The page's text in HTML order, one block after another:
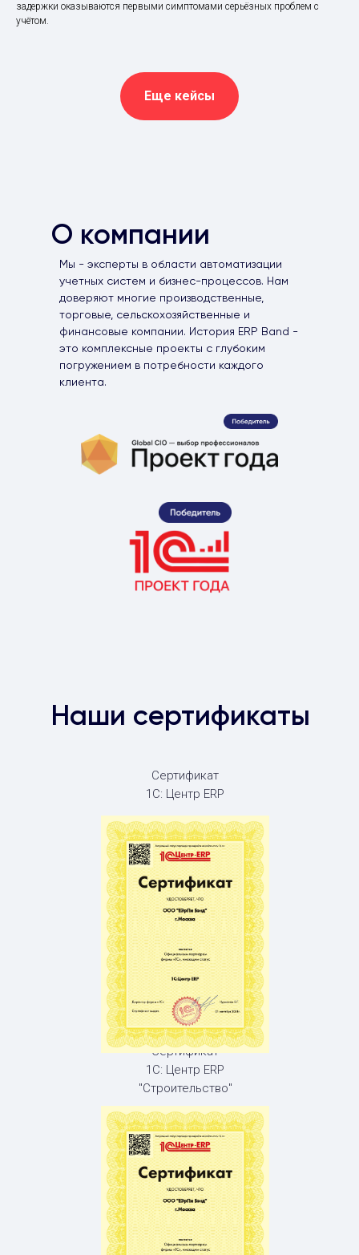
задержки оказываются первыми симптомами серьёзных проблем с
учётом.
Еще кейсы
Мы - эксперты в области автоматизации
учетных систем и бизнес-процессов. Нам
доверяют многие производственные,
торговые, сельскохозяйственные и
финансовые компании. История ERP Band -
это комплексные проекты с глубоким
погружением в потребности каждого
клиента.
О компании
Наши сертификаты
Сертификат
1С: Центр ERP
Сертификат
1С: Центр ERP
"Строительство"